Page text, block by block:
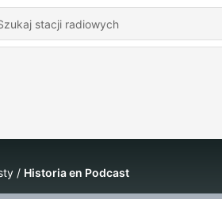
Historia en Podcast